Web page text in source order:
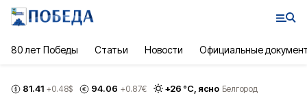
80 лет Победы Статьи Новости Официальные
81.41 +0.48$ 94.06 +0.87€ +26 °С, ясно Белгород